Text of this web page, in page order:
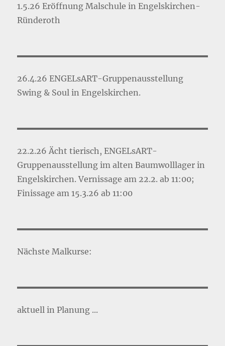
1.5.26 Eröffnung Malschule in Engelskirchen-
Ründeroth
26.4.26 ENGELsART-Gruppenausstellung
Swing & Soul in Engelskirchen.
22.2.26 Ächt tierisch, ENGELsART-
Gruppenausstellung im alten Baumwolllager in
Engelskirchen. Vernissage am 22.2. ab 11:00;
Finissage am 15.3.26 ab 11:00
Nächste Malkurse:
aktuell in Planung ...